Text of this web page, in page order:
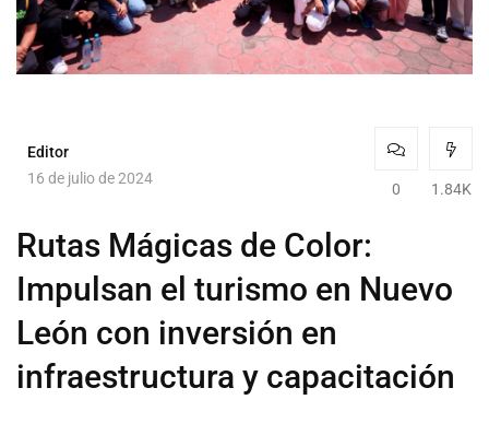
Editor
16 de julio de 2024
0 1.84K
Rutas Mágicas de Color:
Impulsan el turismo en Nuevo
León con inversión en
infraestructura y capacitación